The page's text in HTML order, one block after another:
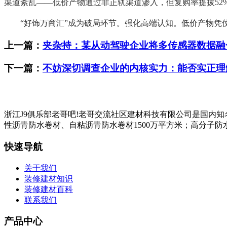
渠道紊乱——低价产物通过非正轨渠道渗入，但复购率提拔
“好饰万商汇”成为破局环节。强化高端认知。低价产物凭
上一篇： 夹杂持：某从动驾驶企业将多传感器数据
下一篇： 不妨深切调查企业的内核实力：能否实正
浙江J9俱乐部老哥吧!老哥交流社区建材科技有限公司是国内
性沥青防水卷材、自粘沥青防水卷材1500万平方米；高分子
快速导航
关于我们
装修建材知识
装修建材百科
联系我们
产品中心